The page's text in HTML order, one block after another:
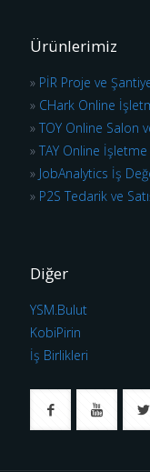
Ürünlerimiz
» PİR Proje ve Şantiye
» CHark Online
» TOY Online Salon
» TAY Online
» JobAnalytics İş
» P2S Tedarik ve
Diğer
YSM.Bulut
KobiPirin
İş Birlikleri